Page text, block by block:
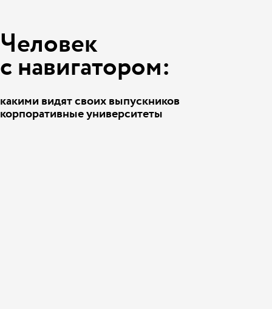
Человек
с навигатором:
какими видят своих выпускников
корпоративные университеты